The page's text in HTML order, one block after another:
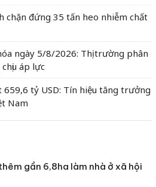
chặn đứng 35 tấn heo nhiễm chất
ngày 5/8/2026: Thị trường phân
áp lực
659,6 tỷ USD: Tín hiệu tăng trưởng
Nam
gần 6,8ha làm nhà ở xã hội